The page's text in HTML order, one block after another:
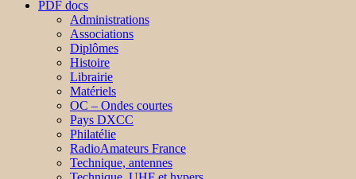
PDF docs
Administrations
Associations
Diplômes
Histoire
Librairie
Matériels
OC – Ondes courtes
Pays DXCC
Philatélie
RadioAmateurs France
Technique, antennes